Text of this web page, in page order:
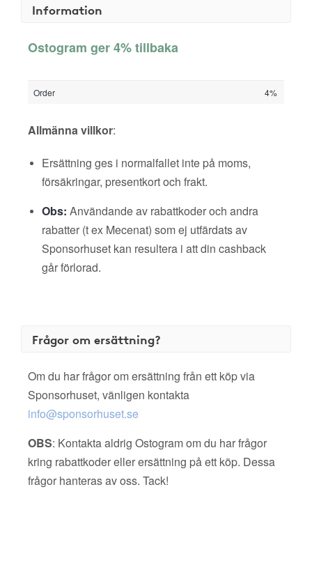
Information
Ostogram ger 4% tillbaka
Order 4%
Allmänna villkor:
Ersättning ges i normalfallet inte på moms,
försäkringar, presentkort och frakt.
Obs: Användande av rabattkoder och andra
rabatter (t ex Mecenat) som ej utfärdats av
Sponsorhuset kan resultera i att din cashback
går förlorad.
Frågor om ersättning?
Om du har frågor om ersättning från ett köp via
Sponsorhuset, vänligen kontakta
info@sponsorhuset.se
OBS: Kontakta aldrig Ostogram om du har frågor
kring rabattkoder eller ersättning på ett köp. Dessa
frågor hanteras av oss. Tack!